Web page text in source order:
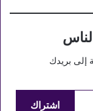
إلى بريدك
اشتراك